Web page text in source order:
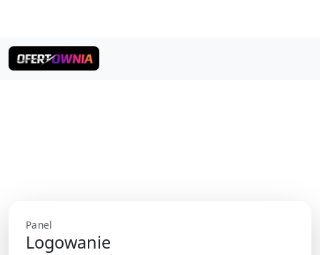
Panel
Logowanie